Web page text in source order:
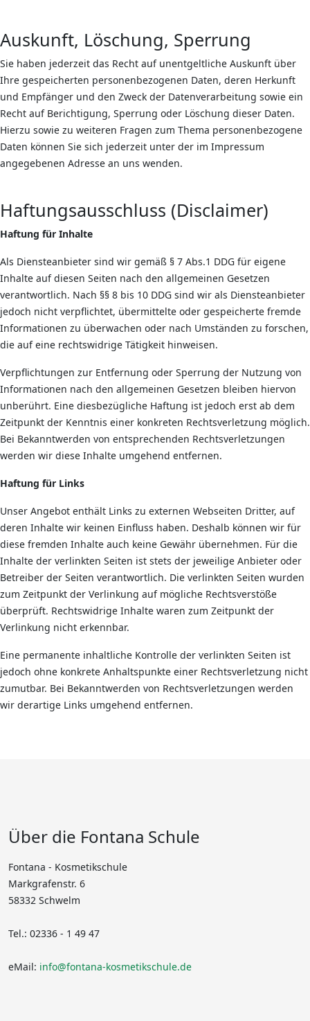
Auskunft, Löschung, Sperrung
Sie haben jederzeit das Recht auf unentgeltliche Auskunft über
Ihre gespeicherten personenbezogenen Daten, deren Herkunft
und Empfänger und den Zweck der Datenverarbeitung sowie ein
Recht auf Berichtigung, Sperrung oder Löschung dieser Daten.
Hierzu sowie zu weiteren Fragen zum Thema personenbezogene
Daten können Sie sich jederzeit unter der im Impressum
angegebenen Adresse an uns wenden.
Haftungsausschluss (Disclaimer)
Haftung für Inhalte
Als Diensteanbieter sind wir gemäß § 7 Abs.1 DDG für eigene
Inhalte auf diesen Seiten nach den allgemeinen Gesetzen
verantwortlich. Nach §§ 8 bis 10 DDG sind wir als Diensteanbieter
jedoch nicht verpflichtet, übermittelte oder gespeicherte fremde
Informationen zu überwachen oder nach Umständen zu forschen,
die auf eine rechtswidrige Tätigkeit hinweisen.
Verpflichtungen zur Entfernung oder Sperrung der Nutzung von
Informationen nach den allgemeinen Gesetzen bleiben hiervon
unberührt. Eine diesbezügliche Haftung ist jedoch erst ab dem
Zeitpunkt der Kenntnis einer konkreten Rechtsverletzung möglich.
Bei Bekanntwerden von entsprechenden Rechtsverletzungen
werden wir diese Inhalte umgehend entfernen.
Haftung für Links
Unser Angebot enthält Links zu externen Webseiten Dritter, auf
deren Inhalte wir keinen Einfluss haben. Deshalb können wir für
diese fremden Inhalte auch keine Gewähr übernehmen. Für die
Inhalte der verlinkten Seiten ist stets der jeweilige Anbieter oder
Betreiber der Seiten verantwortlich. Die verlinkten Seiten wurden
zum Zeitpunkt der Verlinkung auf mögliche Rechtsverstöße
überprüft. Rechtswidrige Inhalte waren zum Zeitpunkt der
Verlinkung nicht erkennbar.
Eine permanente inhaltliche Kontrolle der verlinkten Seiten ist
jedoch ohne konkrete Anhaltspunkte einer Rechtsverletzung nicht
zumutbar. Bei Bekanntwerden von Rechtsverletzungen werden
wir derartige Links umgehend entfernen.
Über die Fontana Schule
Fontana - Kosmetikschule
Markgrafenstr. 6
58332 Schwelm
Tel.: 02336 - 1 49 47
eMail: info@fontana-kosmetikschule.de